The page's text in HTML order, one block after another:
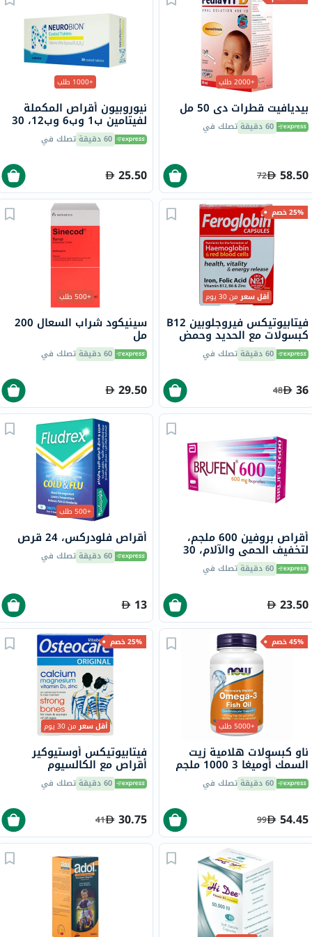
+2000 طلب
بيديافيت قطرات دي 50 مل
60 دقيقة تصلك في
58.50
72
+1000 طلب
نيوروبيون أقراص المكملة
لفيتامين ب1 وب6 وب12، 30
قرص 60 دقيقة تصلك في
25.50
25% خصم
أقل سعرمن 30 يوم
فيتابيوتيكس فيروجلوبين B12
كبسولات مع الحديد وحمض
الفوليك وفيتامين B12
لمحاربة التعب، 30 كبسولة
60 دقيقة تصلك في
36
48
+500 طلب
سينيكود شراب السعال 200
مل
60 دقيقة تصلك في
29.50
أقراص بروفين 600 ملجم،
لتخفيف الحمى والآلام، 30
قرص 60 دقيقة تصلك في
23.50
+500 طلب
أقراص فلودركس، 24 قرص
60 دقيقة تصلك في
13
45% خصم
+5000 طلب
ناو كبسولات هلامية زيت
السمك أوميغا 3 1000 ملجم
180 EPA / 120 DHA حزمة من
100 60 دقيقة تصلك في
54.45
99
25% خصم
أقل سعرمن 30 يوم
فيتابيوتيكس أوستيوكير
أقراص مع الكالسيوم
والزنك لقوة العظام، 30 قرص
60 دقيقة تصلك في
30.75
41